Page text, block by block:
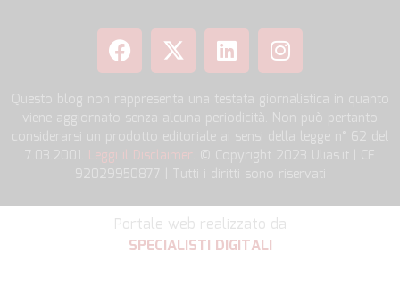
Questo blog non rappresenta una testata giornalistica in quanto
viene aggiornato senza alcuna periodicità. Non può pertanto
considerarsi un prodotto editoriale ai sensi della legge n° 62 del
7.03.2001. Leggi il Disclaimer . © Copyright 2023 Ulias.it | CF
92029950877 | Tutti i diritti sono riservati
Portale web realizzato da
SPECIALISTI DIGITALI